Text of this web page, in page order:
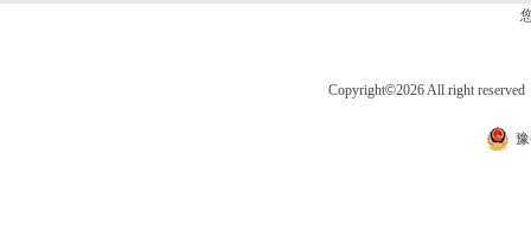
Copyright©2026 All right